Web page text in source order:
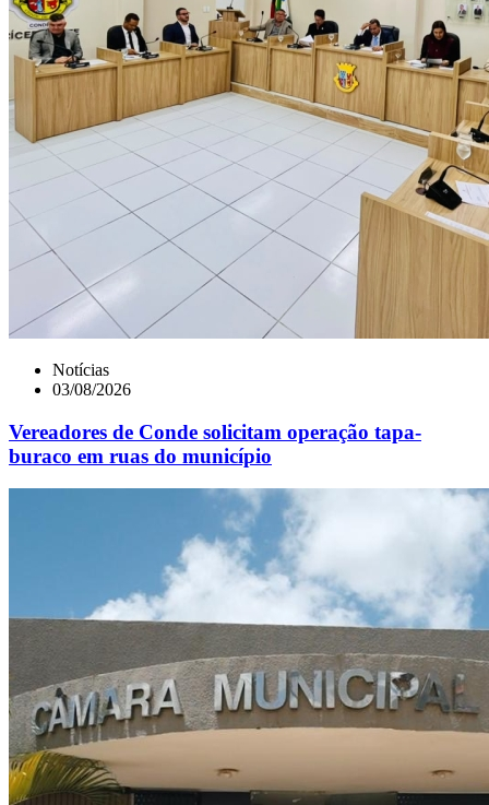
Notícias
03/08/2026
Vereadores de Conde solicitam operação tapa-
buraco em ruas do município